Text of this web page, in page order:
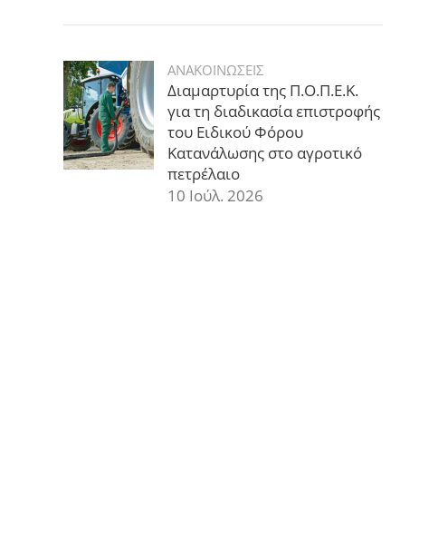
ΑΝΑΚΟΙΝΩΣΕΙΣ
Διαμαρτυρία της Π.Ο.Π.Ε.Κ.
για τη διαδικασία επιστροφής
του Ειδικού Φόρου
Κατανάλωσης στο αγροτικό
πετρέλαιο
10 Ιούλ. 2026